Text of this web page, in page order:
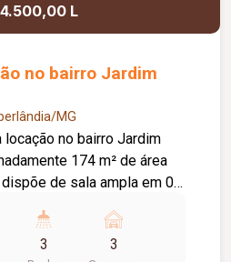
L
no bairro Jardim
MG
no bairro Jardim
174 m² de área
de sala ampla em 02
com armário, cozinha
armários, fogão
3 3